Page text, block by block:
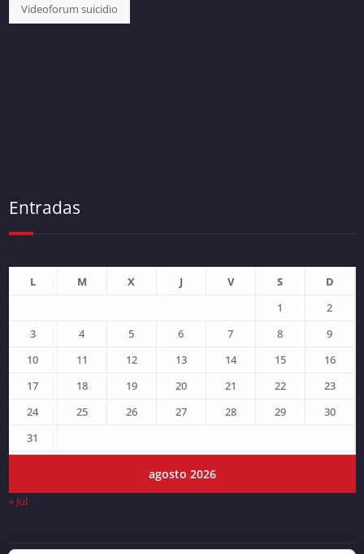
Videoforum suicidio
Entradas
agosto 2026
L M X J V S
D
1
2
3
4 5 6 7 8
9
10
11 12 13 14 15
16
17
18 19 20 21 22
23
24
25 26 27 28 29
30
31
« Jul